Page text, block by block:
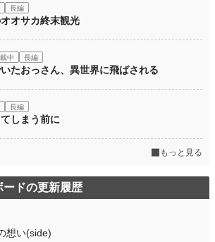
長編
オサカ終末観光
中 長編
たおっさん、異世界に飛ばされる
長編
しまう前に
もっと見る
ードの更新履歴
想い(side)